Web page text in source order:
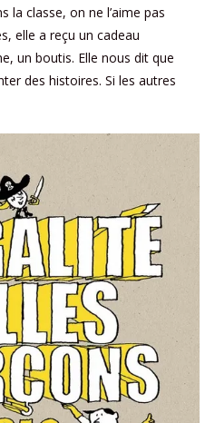
la classe, on ne l’aime pas
elle a reçu un cadeau
un boutis. Elle nous dit que
des histoires. Si les autres